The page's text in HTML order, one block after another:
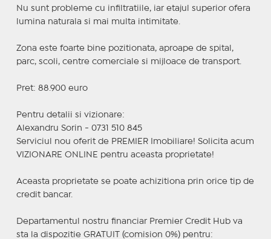
Nu sunt probleme cu infiltratiile, iar etajul superior ofera
lumina naturala si mai multa intimitate.
Zona este foarte bine pozitionata, aproape de spital,
parc, scoli, centre comerciale si mijloace de transport.
Pret: 88.900 euro
Pentru detalii si vizionare:
Alexandru Sorin - 0731 510 845
Serviciul nou oferit de PREMIER Imobiliare! Solicita acum
VIZIONARE ONLINE pentru aceasta proprietate!
Aceasta proprietate se poate achizitiona prin orice tip de
credit bancar.
Departamentul nostru financiar Premier Credit Hub va
sta la dispozitie GRATUIT (comision 0%) pentru: